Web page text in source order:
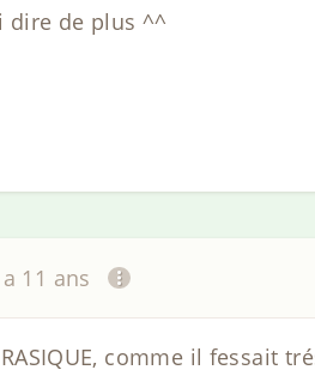
dire de plus ^^
11 ans
comme il fessait